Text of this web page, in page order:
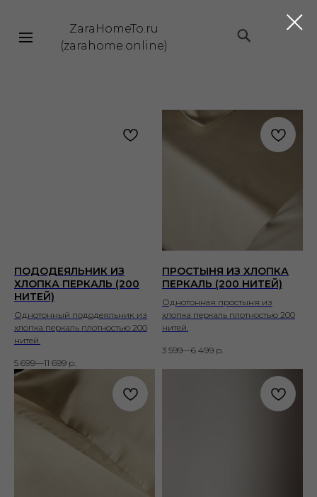
|||
ZaraHomeTo.ru
(zarahome.online)
ПОДОДЕЯЛЬНИК ИЗ
ХЛОПКА ПЕРКАЛЬ (200
НИТЕЙ)
Однотонный пододеяльник из
хлопка перкаль плотностью 200
нитей.
5 699—11 699 р.
ПРОСТЫНЯ ИЗ ХЛОПКА
ПЕРКАЛЬ (200 НИТЕЙ)
Однотонная простыня из
хлопка перкаль плотностью 200
нитей.
3 599—6 499 р.